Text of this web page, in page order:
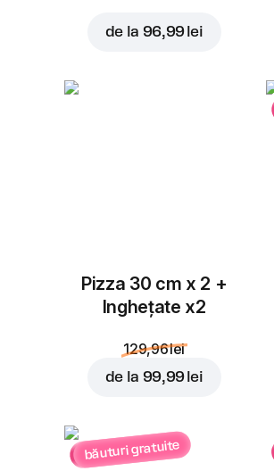
de la 96,99 lei
Pizza 30 cm x 2 +
Inghețate x2
129,96 lei
de la 99,99 lei
băuturi gratuite